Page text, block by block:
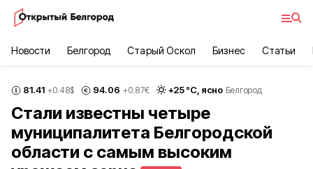
Новости Белгород Старый Оскол Бизнес Статьи
81.41 +0.48$ 94.06 +0.87€ +25°С, ясно Белгород
Стали известны четыре
муниципалитета Белгородской
области с самым высоким